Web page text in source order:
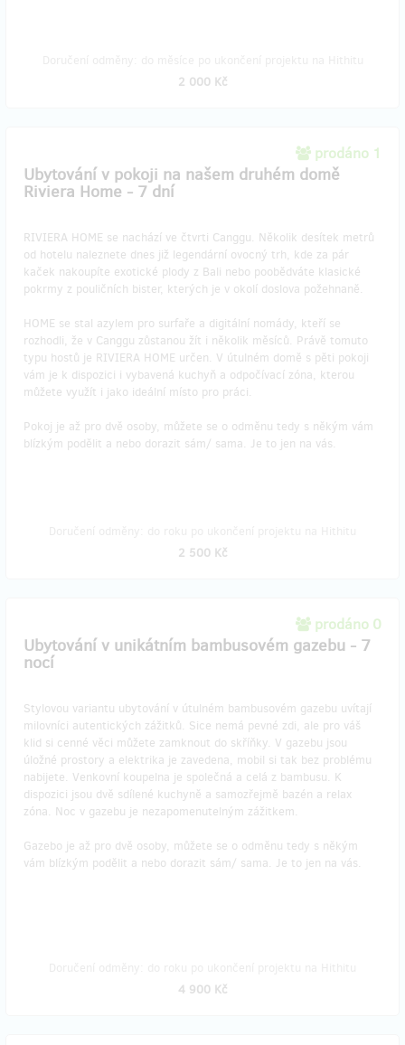
2 000 Kč
prodáno 1
Ubytování v pokoji na našem druhém domě
Riviera Home - 7 dní
RIVIERA HOME se nachází ve čtvrti Canggu. Několik desítek metrů
od hotelu naleznete dnes již legendární ovocný trh, kde za pár
kaček nakoupíte exotické plody z Bali nebo poobědváte klasické
pokrmy z pouličních bister, kterých je v okolí doslova požehnaně.
HOME se stal azylem pro surfaře a digitální nomády, kteří se
rozhodli, že v Canggu zůstanou žít i několik měsíců. Právě tomuto
typu hostů je RIVIERA HOME určen. V útulném domě s pěti pokoji
vám je k dispozici i vybavená kuchyň a odpočívací zóna, kterou
můžete využít i jako ideální místo pro práci.
Pokoj je až pro dvě osoby, můžete se o odměnu tedy s někým vám
blízkým podělit a nebo dorazit sám/ sama. Je to jen na vás.
2 500 Kč
prodáno 0
Ubytování v unikátním bambusovém gazebu - 7
nocí
Stylovou variantu ubytování v útulném bambusovém gazebu uvítají
milovníci autentických zážitků. Sice nemá pevné zdi, ale pro váš
klid si cenné věci můžete zamknout do skříňky. V gazebu jsou
úložné prostory a elektrika je zavedena, mobil si tak bez problému
nabijete. Venkovní koupelna je společná a celá z bambusu. K
dispozici jsou dvě sdílené kuchyně a samozřejmě bazén a relax
zóna. Noc v gazebu je nezapomenutelným zážitkem.
Gazebo je až pro dvě osoby, můžete se o odměnu tedy s někým
vám blízkým podělit a nebo dorazit sám/ sama. Je to jen na vás.
4 900 Kč